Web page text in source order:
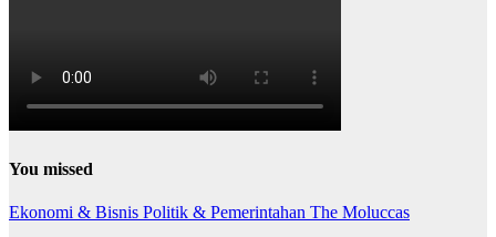
You missed
Ekonomi & Bisnis Politik & Pemerintahan The Moluccas